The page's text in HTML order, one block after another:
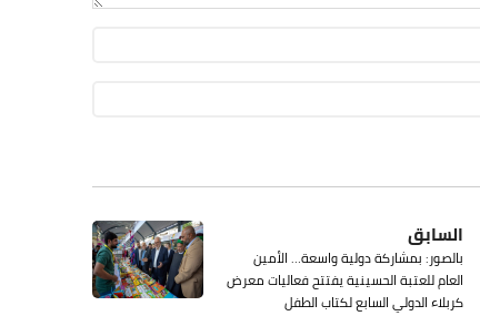
السابق
بالصور: بمشاركة دولية واسعة… الأمين
العام للعتبة الحسينية يفتتح فعاليات معرض
كربلاء الدولي السابع لكتاب الطفل